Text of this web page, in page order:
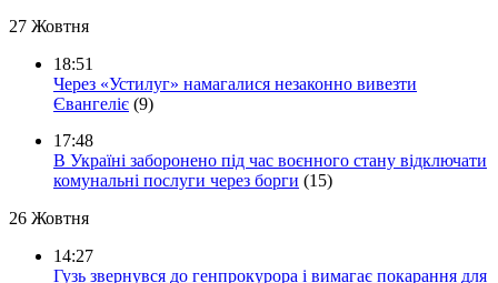
27 Жовтня
18:51
Через «Устилуг» намагалися незаконно вивезти
Євангеліє (9)
17:48
В Україні заборонено під час воєнного стану відключати
комунальні послуги через борги (15)
26 Жовтня
14:27
Гузь звернувся до генпрокурора і вимагає покарання для